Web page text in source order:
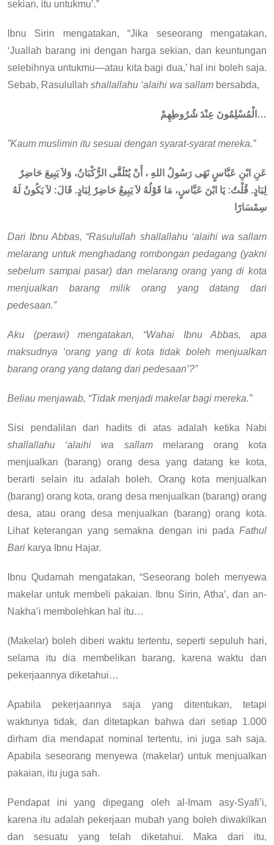
sekian, itu untukmu’.”
Ibnu Sirin mengatakan, “Jika seseorang mengatakan,
‘Juallah barang ini dengan harga sekian, dan keuntungan
selebihnya untukmu—atau kita bagi dua,’ hal ini boleh saja.
Sebab, Rasulullah shallallahu ‘alaihi wa sallam bersabda,
الْمُسْلِمُونَ عِنْدَ شُرُوطِهِمْ …
”Kaum muslimin itu sesuai dengan syarat-syarat mereka.”
عَنِ ابْنِ عَبَّاسٍ نَهَى رَسُولُ اللهِ ، أَنْ يُتَلَقَّى الرُّكْبَانُ، وَلاَ يَبِيعَ حَاضِرٌ
لِبَادٍ. قُلْتُ:يَا ابْنَ عَبَّاسٍ، مَا قَوْلُهُ لاَ يَبِيعُ حَاضِرٌ لِبَادٍ. قَالَ: لاَ يَكُونُ لَهُ
سِمْسَارًا
Dari Ibnu Abbas, “Rasulullah shallallahu ‘alaihi wa sallam
melarang untuk menghadang rombongan pedagang (yakni
sebelum sampai pasar) dan melarang orang yang di kota
menjualkan barang milik orang yang
datang dari
pedesaan.”
Aku (perawi) mengatakan, “Wahai Ibnu Abbas, apa
maksudnya ‘orang yang di kota tidak boleh menjualkan
barang orang yang datang dari pedesaan’?”
Beliau menjawab, “Tidak menjadi makelar bagi mereka.”
Sisi pendalilan dari hadits di atas adalah ketika Nabi
shallallahu ‘alaihi wa sallammelarang orang kota
menjualkan (barang) orang desa yang datang ke kota,
berarti selain itu adalah boleh. Orang kota menjualkan
(barang) orang kota, orang desa menjualkan (barang) orang
desa, atau orang desa menjualkan (barang) orang kota.
Lihat keterangan yang semakna dengan ini pada Fathul
Bari karya Ibnu Hajar.
Ibnu Qudamah mengatakan, “Seseorang boleh menyewa
makelar untuk membeli pakaian. Ibnu Sirin, Atha’, dan an-
Nakha’i membolehkan hal itu…
(Makelar) boleh diberi waktu tertentu, seperti sepuluh hari,
selama itu dia membelikan barang, karena waktu dan
pekerjaannya diketahui…
Apabila pekerjaannya saja yang ditentukan, tetapi
waktunya tidak, dan ditetapkan bahwa dari setiap 1.000
dirham dia mendapat nominal tertentu, ini juga sah saja.
Apabila seseorang menyewa (makelar) untuk menjualkan
pakaian, itu juga sah.
Pendapat ini yang dipegang oleh al-Imam asy-Syafi’i,
karena itu adalah pekerjaan mubah yang boleh diwakilkan
dan sesuatu yang telah diketahui. Maka dari itu,